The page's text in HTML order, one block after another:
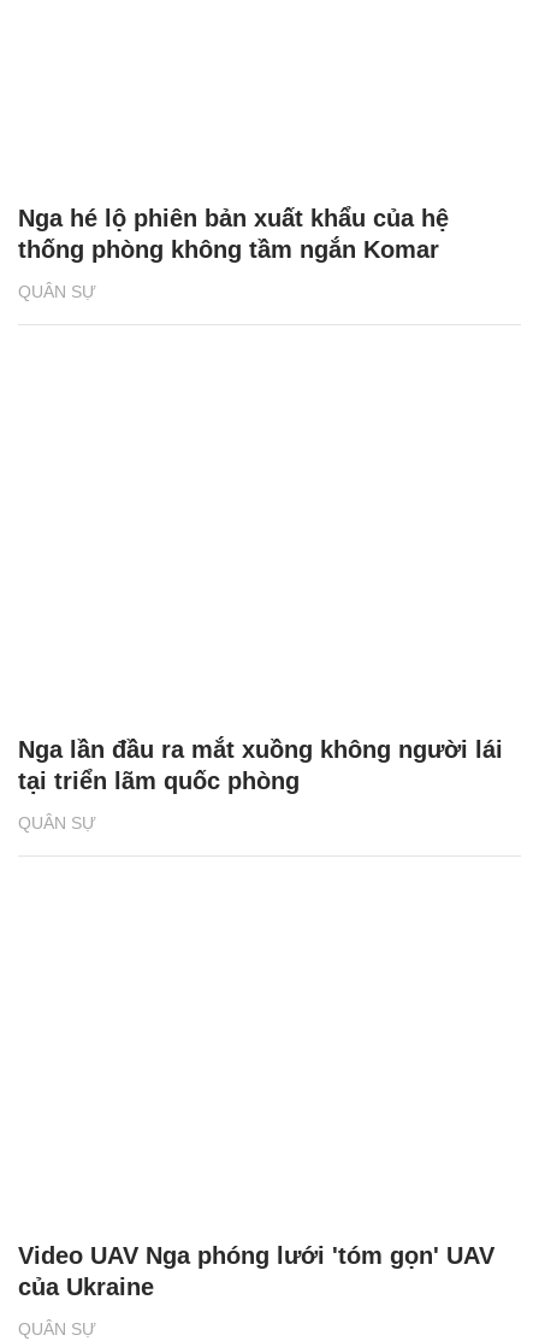
QUÂN SỰ
Nga hé lộ phiên bản xuất khẩu của hệ
thống phòng không tầm ngắn Komar
QUÂN SỰ
Nga lần đầu ra mắt xuồng không người lái
tại triển lãm quốc phòng
QUÂN SỰ
Video UAV Nga phóng lưới 'tóm gọn' UAV
của Ukraine